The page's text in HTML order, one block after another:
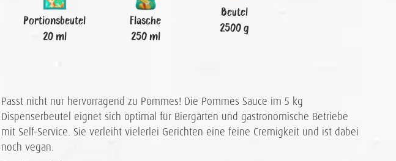
Portionsbeutel
20 ml
Flasche
250 ml
Beutel
2500 g
Passt nicht nur hervorragend zu Pommes! Die Pommes Sauce im 5 kg
Dispenserbeutel eignet sich optimal für Biergärten und gastronomische Betriebe
mit Self-Service. Sie verleiht vielerlei Gerichten eine feine Cremigkeit und ist dabei
noch vegan.